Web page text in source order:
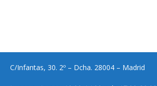
C/Infantas, 30. 2º – Dcha. 28004 – Madrid